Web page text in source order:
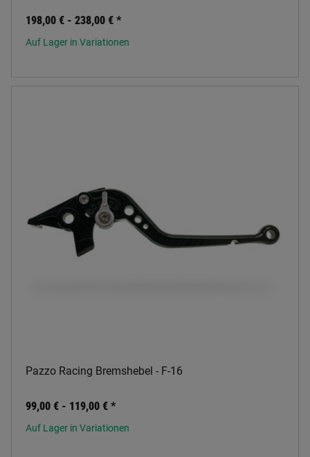
198,00 € - 238,00 € *
Auf Lager in Variationen
Pazzo Racing Bremshebel - F-16
99,00 € - 119,00 € *
Auf Lager in Variationen